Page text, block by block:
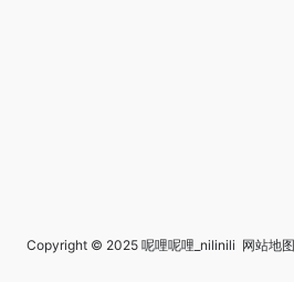
Copyright © 2025 呢哩呢哩_nilinili 网站地图